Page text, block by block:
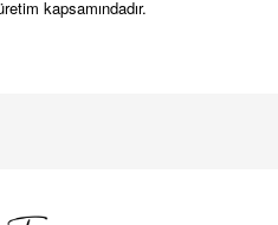
kapsamındadır.